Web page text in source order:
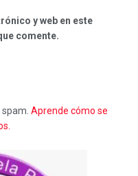
y web en este
comente.
Aprende cómo se